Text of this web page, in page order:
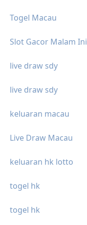
Togel Macau
Slot Gacor Malam Ini
live draw sdy
live draw sdy
keluaran macau
Live Draw Macau
keluaran hk lotto
togel hk
togel hk